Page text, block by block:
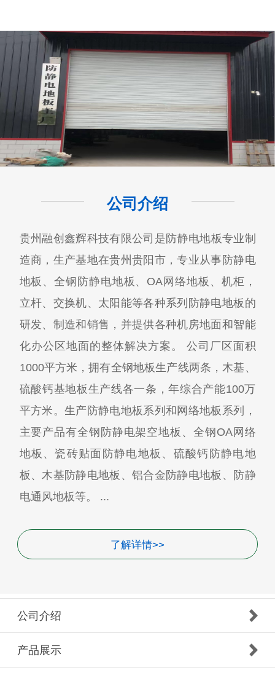
公司介绍
贵州融创鑫辉科技有限公司​是防静电地板专业制
造商，生产基地在贵州贵阳市，专业从事防静电
地板、全钢防静电地板、OA网络地板、机柜，
立杆、交换机、太阳能等各种系列防静电地板的
研发、制造和销售，并提供各种机房地面和智能
化办公区地面的整体解决方案。 公司厂区面积
1000平方米，拥有全钢地板生产线两条，木基、
硫酸钙基地板生产线各一条，年综合产能100万
平方米。生产防静电地板系列和网络地板系列，
主要产品有全钢防静电架空地板、全钢OA网络
地板、瓷砖贴面防静电地板、硫酸钙防静电地
板、木基防静电地板、铝合金防静电地板、防静
电通风地板等。 ...
了解详情>>
公司介绍
产品展示